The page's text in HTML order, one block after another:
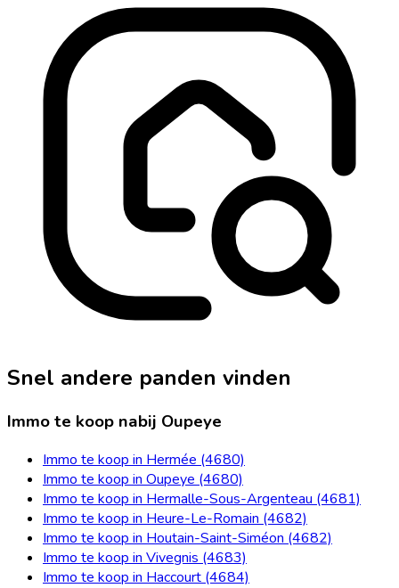
Snel andere panden vinden
Immo te koop nabij Oupeye
Immo te koop in Hermée (4680)
Immo te koop in Oupeye (4680)
Immo te koop in Hermalle-Sous-Argenteau (4681)
Immo te koop in Heure-Le-Romain (4682)
Immo te koop in Houtain-Saint-Siméon (4682)
Immo te koop in Vivegnis (4683)
Immo te koop in Haccourt (4684)